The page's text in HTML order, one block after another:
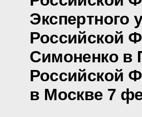
Экспертного
Российской
Симоненко в
Российской
в Москве 7